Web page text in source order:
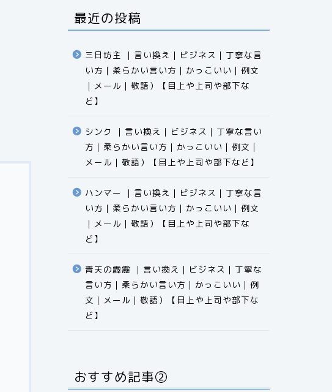
最近の投稿
三日坊主 ｜言い換え｜ビジネス｜丁寧な言
い方｜柔らかい言い方｜かっこいい｜例文
｜メール｜敬語）【目上や上司や部下な
ど】​​​​​​​​​​​​​​​​
シンク ｜言い換え｜ビジネス｜丁寧な言い
方｜柔らかい言い方｜かっこいい｜例文｜
メール｜敬語）【目上や上司や部下など】​​​​​​​​​​​​​​​​
ハンマー ｜言い換え｜ビジネス｜丁寧な言
い方｜柔らかい言い方｜かっこいい｜例文
｜メール｜敬語）【目上や上司や部下な
ど】​​​​​​​​​​​​​​​​
青天の霹靂 ｜言い換え｜ビジネス｜丁寧な
言い方｜柔らかい言い方｜かっこいい｜例
文｜メール｜敬語）【目上や上司や部下な
ど】​​​​​​​​​​​​​​​​
おすすめ記事②